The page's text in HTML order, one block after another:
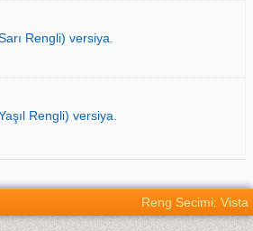
Rengli) versiya.
Rengli) versiya.
Reng Secimi: Vista